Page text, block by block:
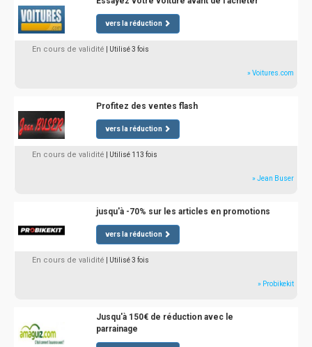
vers la réduction
En cours de validité | Utilisé 3 fois
» Voitures.com
Profitez des ventes flash
vers la réduction
En cours de validité | Utilisé 113 fois
» Jean Buser
jusqu'à -70% sur les articles en promotions
vers la réduction
En cours de validité | Utilisé 3 fois
» Probikekit
Jusqu'à 150€ de réduction avec le
parrainage